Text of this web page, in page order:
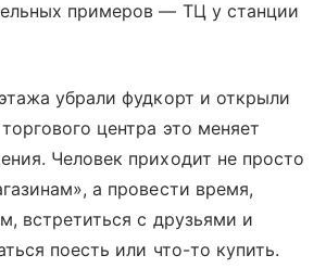
примеров — ТЦ у станции
убрали фудкорт и открыли
центра это меняет
Человек приходит не просто
а провести время,
встретиться с друзьями и
поесть или что-то купить.